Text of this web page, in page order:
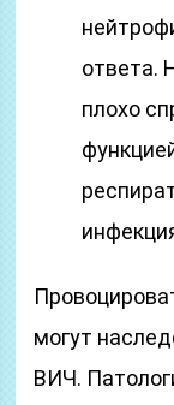
ответа.
плохо
могут
ВИЧ.